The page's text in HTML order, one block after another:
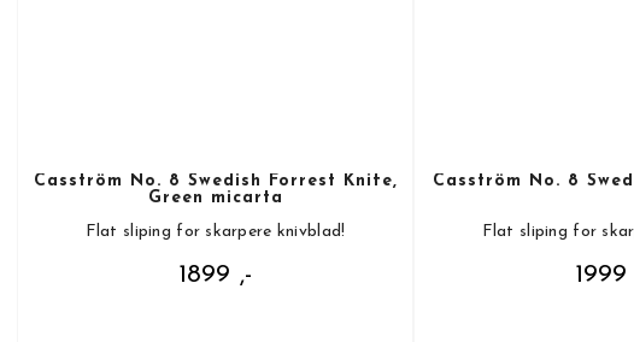
Casström No. 8 Swedish Forrest Knife,
Green micarta
Flat sliping for skarpere knivblad!
1899 ,-
Casström No. 8
Flat sliping for
1999